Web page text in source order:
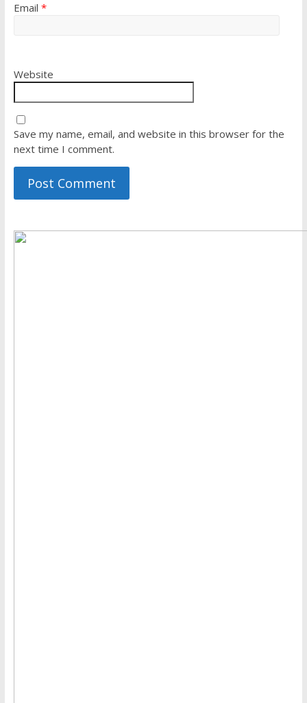
Email *
Website
Save my name, email, and website in this browser for the
next time I comment.